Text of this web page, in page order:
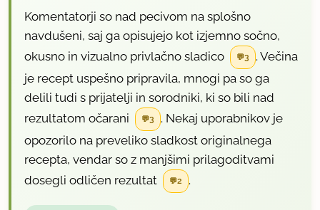
Komentatorji so nad pecivom na splošno
navdušeni, saj ga opisujejo kot izjemno sočno,
okusno in vizualno privlačno sladico
3
. Večina
je recept uspešno pripravila, mnogi pa so ga
delili tudi s prijatelji in sorodniki, ki so bili nad
rezultatom očarani
3
. Nekaj uporabnikov je
opozorilo na preveliko sladkost originalnega
recepta, vendar so z manjšimi prilagoditvami
dosegli odličen rezultat
2 .